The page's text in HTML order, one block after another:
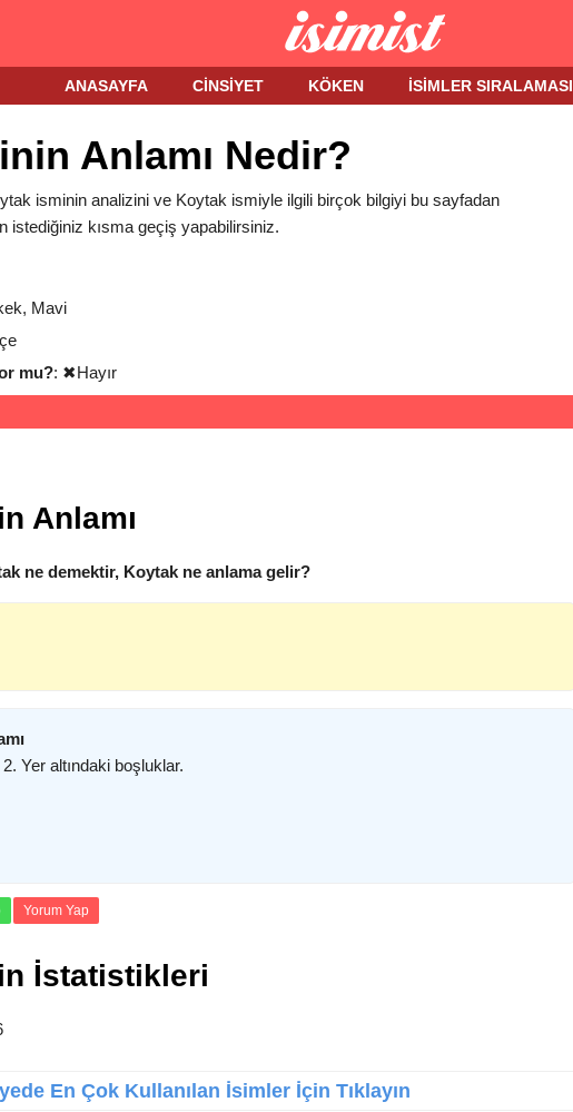
ANASAYFA CINSIYET KÖKEN İSIMLER SIRALAMASI
Anlamı Nedir?
isminin analizini ve Koytak ismiyle ilgili birçok bilgiyi bu sayfadan
istediğiniz kısma geçiş yapabilirsiniz.
Mavi
mu?: ✖Hayır
Anlamı
ne demektir, Koytak ne anlama gelir?
Yer altındaki boşluklar.
Yorum Yap
İstatistikleri
En Çok Kullanılan İsimler İçin Tıklayın